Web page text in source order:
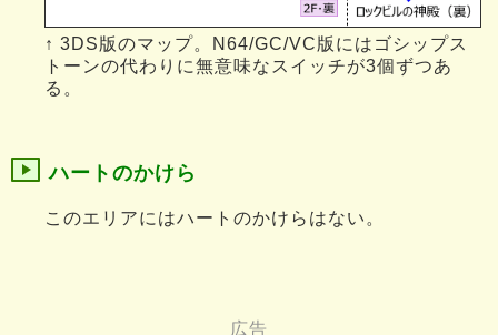
↑ 3DS版のマップ。N64/GC/VC版にはゴシップス
トーンの代わりに無意味なスイッチが3個ずつあ
る。
ハートのかけら
このエリアにはハートのかけらはない。